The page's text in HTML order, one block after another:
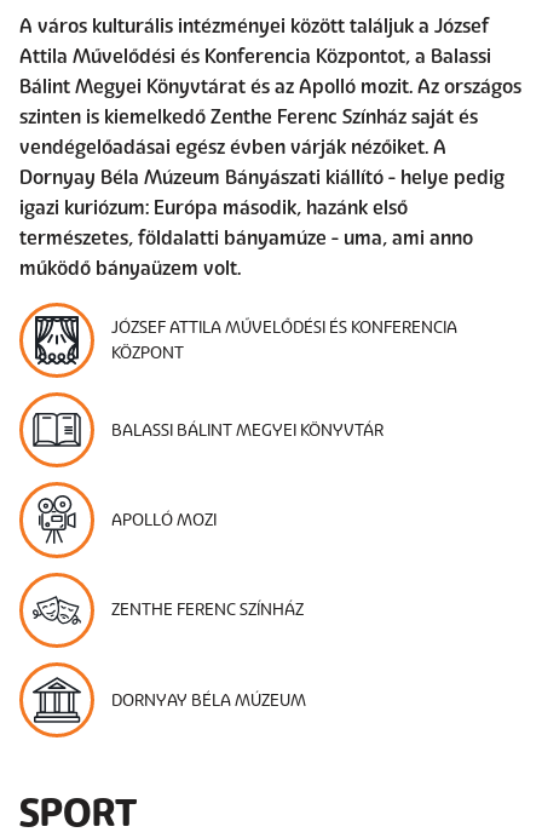
JÓZSEF ATTILA MŰVELŐDÉSI ÉS KONFERENCIA
KÖZPONT
BALASSI BÁLINT MEGYEI KÖNYVTÁR
APOLLÓ MOZI
ZENTHE FERENC SZÍNHÁZ
DORNYAY BÉLA MÚZEUM
A város kulturális intézményei között találjuk a József
Attila Művelődési és Konferencia Központot, a Balassi
Bálint Megyei Könyvtárat és az Apolló mozit. Az országos
szinten is kiemelkedő Zenthe Ferenc Színház saját és
vendégelőadásai egész évben várják nézőiket. A
Dornyay Béla Múzeum Bányászati kiállító - helye pedig
igazi kuriózum: Európa második, hazánk első
természetes, földalatti bányamúze - uma, ami anno
működő bányaüzem volt.
SPORT